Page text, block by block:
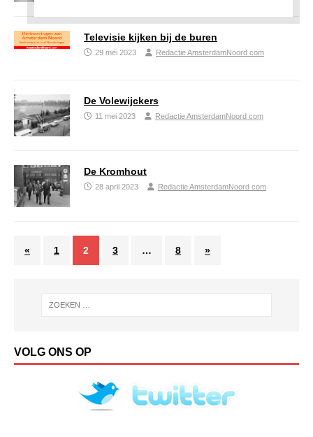
Televisie kijken bij de buren
29 mei 2023 Redactie AmsterdamNoord com
De Volewijckers
11 mei 2023 Redactie AmsterdamNoord com
De Kromhout
28 april 2023 Redactie AmsterdamNoord com
« 1 2 3 … 8 »
VOLG ONS OP